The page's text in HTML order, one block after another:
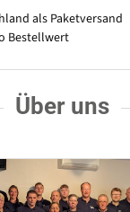
als Paketversand
Bestellwert
Über uns